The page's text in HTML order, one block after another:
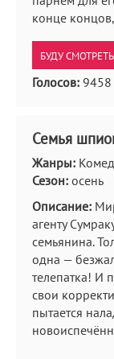
конце
БУДУ СМОТРЕТЬ
Голосов: 9458
Семья
Жанры:
Сезон: осень
Описание:
агенту
семьянина.
одна —
телепатка! И
свои
пытается